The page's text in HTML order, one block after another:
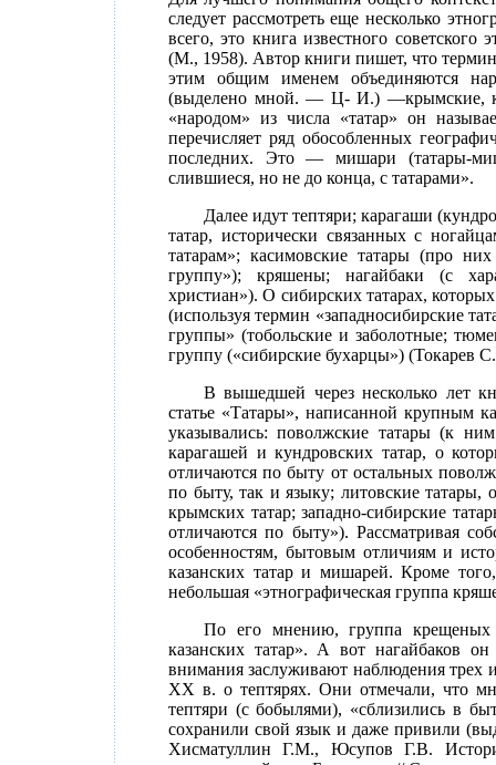
следует рассмотреть еще несколько
всего, это книга известного
(М., 1958). Автор книги пишет, что
этим общим именем объединяются
(выделено мной. — Ц- И.) —крымские,
«народом» из числа «татар» он
перечисляет ряд обособленных
последних. Это — мишари (татары-
слившиеся, но не до конца, с татарами».
Далее идут тептяри; карагаши
татар, исторически связанных с
татарам»; касимовские татары (про
группу»); кряшены; нагайбаки (с
христиан»). О сибирских татарах,
(используя термин «западносибирские
группы» (тобольские и заболотные;
группу («сибирские бухарцы»)
В вышедшей через несколько лет
статье «Татары», написанной крупным
указывались: поволжские татары (к
карагашей и кундровских татар, о
отличаются по быту от остальных
по быту, так и языку; литовские
крымских татар; западно-сибирские
отличаются по быту»). Рассматривая
особенностям, бытовым отличиям и
казанских татар и мишарей. Кроме
небольшая «этнографическая группа
По его мнению, группа крещеных
казанских татар». А вот нагайбаков
внимания заслуживают наблюдения трех
XX в. о тептярях. Они отмечали, что
тептяри (с бобылями), «сблизились в
сохранили свой язык и даже привили
Хисматуллин Г.М., Юсупов Г.В.